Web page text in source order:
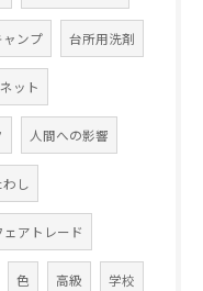
ャンプ 台所用洗剤
ット
人間への影響
し
ェアトレード
色 高級 学校